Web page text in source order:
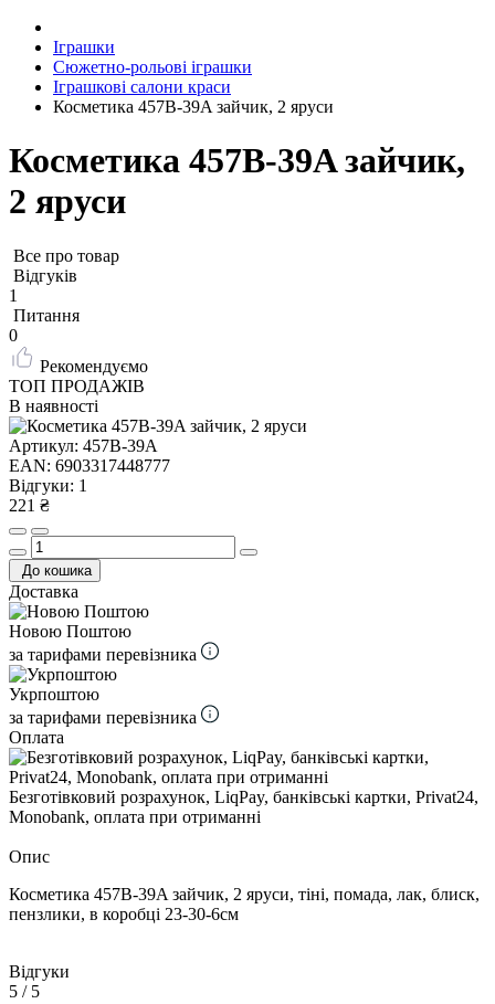
Іграшки
Сюжетно-рольові іграшки
Іграшкові салони краси
Косметика 457B-39A зайчик, 2 яруси
Косметика 457B-39A зайчик,
2 яруси
Все про товар
Відгуків
1
Питання
0
Рекомендуємо
ТОП ПРОДАЖІВ
В наявності
Артикул: 457B-39A
EAN: 6903317448777
Відгуки: 1
221 ₴
До кошика
Доставка
Новою Поштою
за тарифами перевізника
Укрпоштою
за тарифами перевізника
Оплата
Безготівковий розрахунок, LiqPay, банківські картки, Privat24,
Monobank, оплата при отриманні
Опис
Косметика 457B-39A зайчик, 2 яруси, тіні, помада, лак, блиск,
пензлики, в коробці 23-30-6см
Відгуки
5 / 5